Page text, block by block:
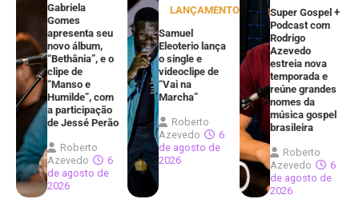
Gabriela
Gomes
apresenta seu
novo álbum,
“Bethânia”, e o
clipe de
“Manso e
Humilde”, com
a participação
de Jessé Perão
Roberto
Azevedo
6
de agosto de
2026
LANÇAMENTOS
Samuel
Eleoterio lança
o single e
videoclipe de
“Vai na
Marcha”
Roberto
Azevedo
6
de agosto de
2026
Super Gospel +
Podcast com
Rodrigo
Azevedo
estreia nova
temporada e
reúne grandes
nomes da
música gospel
brasileira
Roberto
Azevedo
6
de agosto de
2026